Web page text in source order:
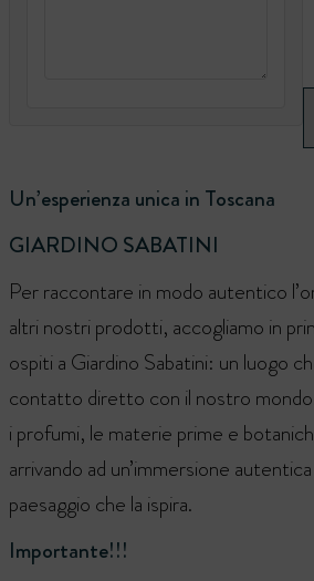
Un’esperienza unica in Toscana
GIARDINO SABATINI
Per raccontare in modo autentico
altri nostri prodotti, accogliamo in
ospiti a Giardino Sabatini: un luogo
contatto diretto con il nostro
i profumi, le materie prime e
arrivando ad un’immersione
paesaggio che la ispira.
Importante!!!